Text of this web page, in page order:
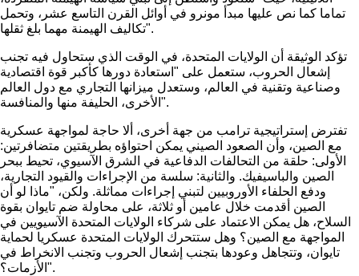
تماما كما نص عليها مبدأ مونرو في أوائل القرن التاسع عشر، وتحمل
تكاليف الهيمنة مهما بلغ ثقلها".
تؤكد الوثيقة أن الولايات المتحدة، في الوقت الذي ستحاول فيه تجنب
إشعال الحروب، ستعمل على "استعادة دورها كأكبر قوة اقتصادية
وصناعية وتقنية في العالم، وستعدل ميزانها التجاري مع دول العالم
الأخرى، الحليفة منها والمنافسة".
تفترض إستراتيجية ترامب من جهة أخرى، ألا حاجة لمواجهة عسكرية
مع الصين، وأن الصعود الصيني يمكن احتواؤه بطريقتين متضافرتين:
الأولى: حلقة من التحالفات الدفاعية في الشرق الآسيوي، تحيط ببحر
الصين والباسيفيك. والثانية: سلسة من الإجراءات والقيود التجارية،
ودفع الحلفاء الأوروبيين لتبني إجراءات مماثلة. ولكن، "ماذا لو أن
الصين أقدمت خلال عامين أو ثلاثة، على محاولة ضم تايوان بقوة
السلاح، هل يمكن الاعتماد على شركاء الولايات المتحدة الآسيويين في
المواجهة مع الصين؟ وهل ستتحرك الولايات المتحدة عسكريا لحماية
تايوان، وتتجاهل وعودها بتجنب إشعال الحروب وتجنب الانخراط في
الأزمات؟".